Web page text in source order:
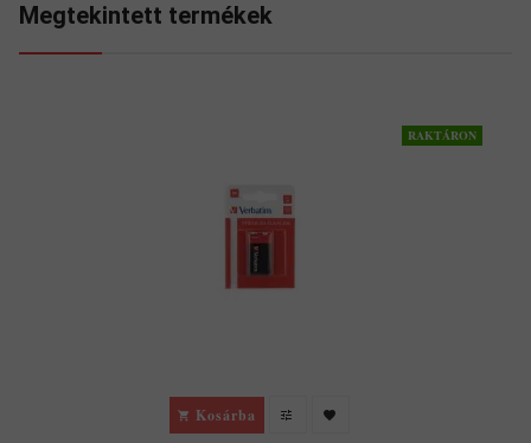
Megtekintett termékek
RAKTÁRON
Kosárba